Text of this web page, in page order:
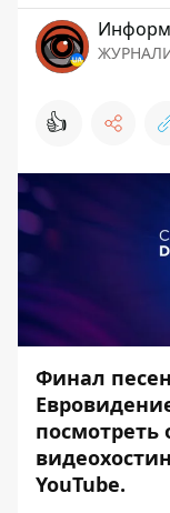
👍
Финал
посмотреть
YouTube.